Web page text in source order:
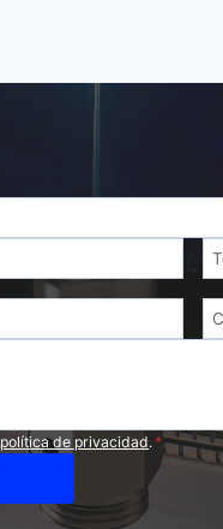
política de privacidad. *